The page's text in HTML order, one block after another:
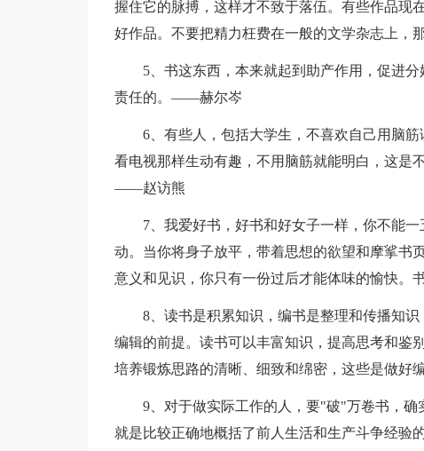
握住它的脉搏，这样才不致于落伍。有些作品现
好作品。不要把精力枉费在一般的文学杂志上
5、书这东西，本来就起到助产作用，促进
责任的。——赫尔岑
6、有些人，包括大学生，不喜欢自己用脑
看电视那样生动有趣，不用脑筋就能明白，这是
——赵访熊
7、我爱好书，好书和好女子一样，你不能
动。当你将身子放平，带着思想的欲望和摩挲书
意义和见识，你只有一份过后才能体味的愉快
8、读书是积累知识，编书是整理和传播知
编辑的前提。读书可以丰富知识，提高思考和鉴
培养锻炼思路的清晰、细致和绵密，这些是做
9、对于做实际工作的人，要"破"万卷书，
就是比较正确地概括了前人生活和生产斗争经验